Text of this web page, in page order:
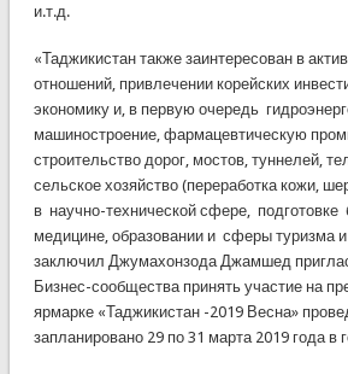
и.т.д.
«Таджикистан также заинтересован в
отношений, привлечении корейских
экономику и, в первую очередь
машиностроение, фармацевтическую
строительство дорог, мостов, туннелей,
сельское хозяйство (переработка кожи,
в научно-технической сфере, подготовке
медицине, образовании и сферы туризма
заключил Джумахонзода Джамшед
Бизнес-сообщества принять участие на
ярмарке «Таджикистан -2019 Весна»
запланировано 29 по 31 марта 2019 года в